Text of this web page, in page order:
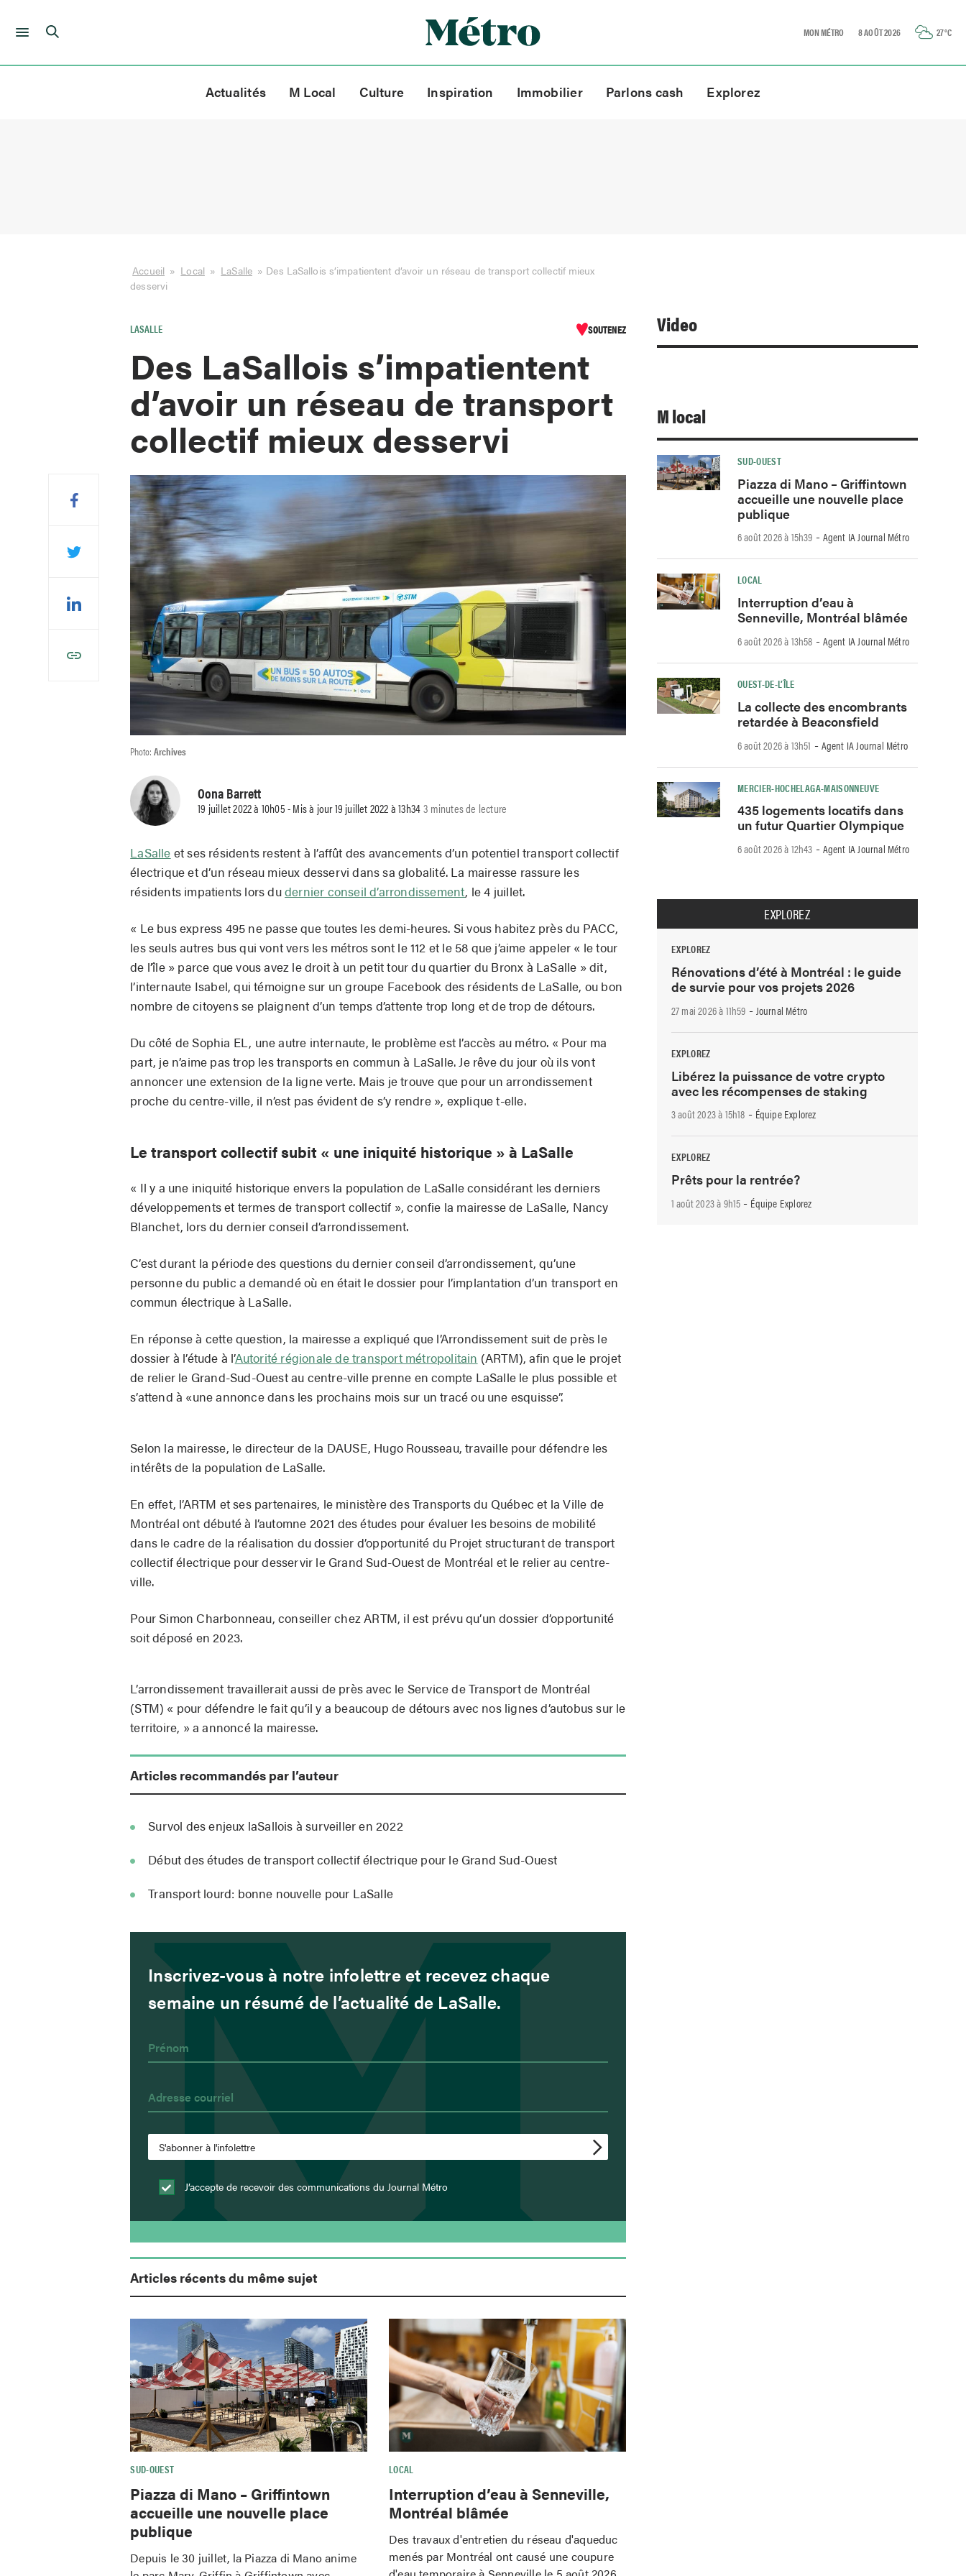
Skip
MON MÉTRO 8 AOÛT 2026 27°C
Actualités M Local Culture Inspiration Immobilier Parlons cash Explorez
Accueil » Local » LaSalle » Des LaSallois s’impatientent d’avoir un réseau de transport collectif mieux
desservi
LASALLE SOUTENEZ
Des LaSallois s’impatientent
d’avoir un réseau de transport
collectif mieux desservi
Photo:Archives
Oona Barrett
19 juillet 2022 à 10h05 - Mis à jour 19 juillet 2022 à 13h343 minutes de lecture
LaSalle et ses résidents restent à l’affût des avancements d’un potentiel transport collectif
électrique et d’un réseau mieux desservi dans sa globalité. La mairesse rassure les
résidents impatients lors dudernier conseil d’arrondissement, le 4 juillet.
« Le bus express 495 ne passe que toutes les demi-heures. Si vous habitez près du PACC,
les seuls autres bus qui vont vers les métros sont le 112 et le 58 que j’aime appeler « le tour
de l’île » parce que vous avez le droit à un petit tour du quartier du Bronx à LaSalle » dit,
l’internaute Isabel, qui témoigne sur un groupe Facebook des résidents de LaSalle, ou bon
nombre de citoyens se plaignent d’un temps d’attente trop long et de trop de détours.
Du côté de Sophia EL, une autre internaute, le problème est l’accès au métro. « Pour ma
part, je n’aime pas trop les transports en commun à LaSalle. Je rêve du jour où ils vont
annoncer une extension de la ligne verte. Mais je trouve que pour un arrondissement
proche du centre-ville, il n’est pas évident de s’y rendre », explique t-elle.
Le transport collectif subit « une iniquité historique » à LaSalle
« Il y a une iniquité historique envers la population de LaSalle considérant les derniers
développements et termes de transport collectif », confie la mairesse de LaSalle, Nancy
Blanchet, lors du dernier conseil d’arrondissement.
C’est durant la période des questions du dernier conseil d’arrondissement, qu’une
personne du public a demandé où en était le dossier pour l’implantation d’un transport en
commun électrique à LaSalle.
En réponse à cette question, la mairesse a expliqué que l’Arrondissement suit de près le
dossier à l’étude à l’Autorité régionale de transport métropolitain (ARTM), afin que le projet
de relier le Grand-Sud-Ouest au centre-ville prenne en compte LaSalle le plus possible et
s’attend à «une annonce dans les prochains mois sur un tracé ou une esquisse”.
Selon la mairesse, le directeur de la DAUSE, Hugo Rousseau, travaille pour défendre les
intérêts de la population de LaSalle.
En effet, l’ARTM et ses partenaires, le ministère des Transports du Québec et la Ville de
Montréal ont débuté à l’automne 2021 des études pour évaluer les besoins de mobilité
dans le cadre de la réalisation du dossier d’opportunité du Projet structurant de transport
collectif électrique pour desservir le Grand Sud-Ouest de Montréal et le relier au centre-
ville.
Pour Simon Charbonneau, conseiller chez ARTM, il est prévu qu’un dossier d’opportunité
soit déposé en 2023.
L’arrondissement travaillerait aussi de près avec le Service de Transport de Montréal
(STM) « pour défendre le fait qu’il y a beaucoup de détours avec nos lignes d’autobus sur le
territoire, » a annoncé la mairesse.
Articles recommandés par l’auteur
Survol des enjeux laSallois à surveiller en 2022
Début des études de transport collectif électrique pour le Grand Sud-Ouest
Transport lourd: bonne nouvelle pour LaSalle
Inscrivez-vous à notre infolettre et recevez chaque
semaine un résumé de l’actualité de LaSalle.
J’accepte de recevoir des communications du Journal Métro
Articles récents du même sujet
SUD-OUEST
Piazza di Mano – Griffintown
accueille une nouvelle place
publique
Depuis le 30 juillet, la Piazza di Mano anime
LOCAL
Interruption d’eau à Senneville,
Montréal blâmée
Des travaux d'entretien du réseau d'aqueduc
menés par Montréal ont causé une coupure
Video
M local
SUD-OUEST
Piazza di Mano – Griffintown
accueille une nouvelle place
publique
6 août 2026 à 15h39 -Agent IA Journal Métro
LOCAL
Interruption d’eau à
Senneville, Montréal blâmée
6 août 2026 à 13h58 -Agent IA Journal Métro
OUEST-DE-L’ÎLE
La collecte des encombrants
retardée à Beaconsfield
6 août 2026 à 13h51 -Agent IA Journal Métro
MERCIER-HOCHELAGA-MAISONNEUVE
435 logements locatifs dans
un futur Quartier Olympique
6 août 2026 à 12h43 -Agent IA Journal Métro
EXPLOREZ
EXPLOREZ
Rénovations d’été à Montréal : le guide
de survie pour vos projets 2026
27 mai 2026 à 11h59 - Journal Métro
EXPLOREZ
Libérez la puissance de votre crypto
avec les récompenses de staking
3 août 2023 à 15h18 - Équipe Explorez
EXPLOREZ
Prêts pour la rentrée?
1 août 2023 à 9h15 - Équipe Explorez